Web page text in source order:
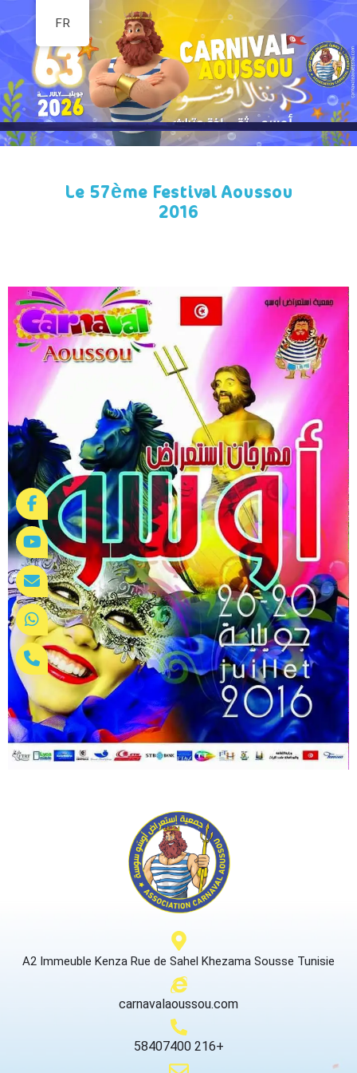
Aller
contenu
Le 57ème Festival Aoussou
2016
A2 Immeuble Kenza Rue de Sahel Khezama Sousse Tunisie
carnavalaoussou.com
58407400 216+
FR